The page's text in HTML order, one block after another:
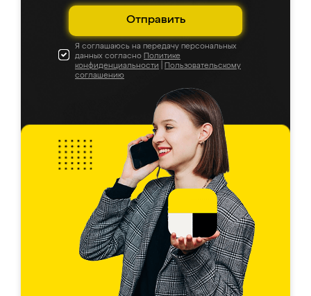
Отправить
Я соглашаюсь на передачу персональных
данных согласно Политике
конфиденциальности
Пользовательскому
соглашению